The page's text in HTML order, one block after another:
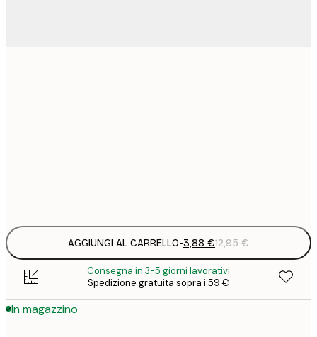
AGGIUNGI AL CARRELLO-3,88 €12,95 €
Consegna in 3-5 giorni lavorativi
Spedizione gratuita sopra i 59 €
In magazzino